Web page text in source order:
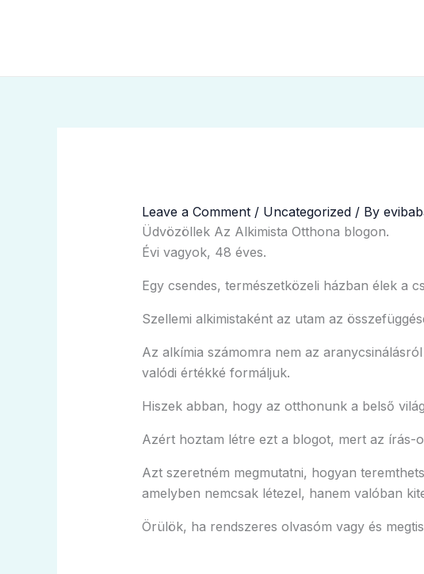
Leave a Comment / Uncategorized/ By
Üdvözöllek Az Alkimista Otthona blogon.
Évi vagyok, 48 éves.
Egy csendes, természetközeli házban élek a
Szellemi alkimistaként az utam az
Az alkímia számomra nem az
valódi értékké formáljuk.
Hiszek abban, hogy az otthonunk a belső
Azért hoztam létre ezt a blogot, mert az írás-
Azt szeretném megmutatni, hogyan
amelyben nemcsak létezel, hanem valóban
Örülök, ha rendszeres olvasóm vagy és